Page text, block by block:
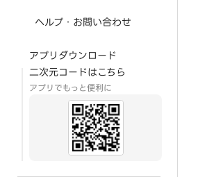
ヘルプ・お問い合わせ
アプリダウンロード
二次元コードはこちら
アプリでもっと便利に